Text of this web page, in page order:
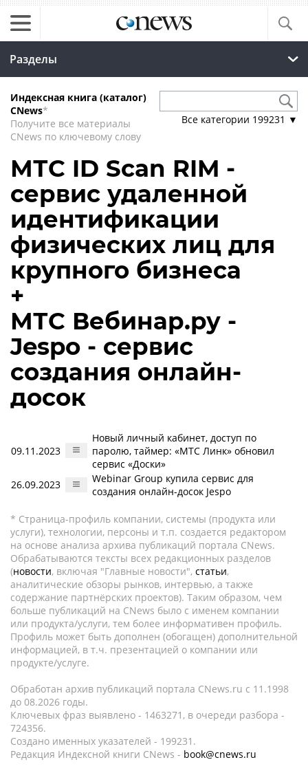
Разделы
Индексная книга (каталог)
CNews*
Получите все материалы
CNews по ключевому слову
Все категории 199231 ▼
МТС ID Scan RIM -
сервис удаленной
идентификации
физических лиц для
крупного бизнеса
+
МТС Вебинар.ру -
Jespo - сервис
создания онлайн-
досок
09.11.2023
Новый личный кабинет, доступ по
паролю, таймер: «МТС Линк» обновил
сервис «Доски»
26.09.2023
Webinar Group купила сервис для
создания онлайн-досок Jespo
* Страница-профиль компании, системы (продукта или
услуги), технологии, персоны и т.п. создается редактором
на основе анализа архива публикаций портала CNews.
Обрабатываются тексты всех редакционных разделов
(новости, включая "Главные новости", статьи,
аналитические обзоры рынков, интервью, а также
содержание партнёрских проектов). Таким образом, чем
больше публикаций на CNews было с именем компании
или продукта/услуги, тем более информативен профиль.
Профиль может быть дополнен (обогащен) дополнительной
информацией, в т.ч. презентацией о компании или
продукте/услуге.
Обработан архив публикаций портала CNews.ru c 11.1998
до 08.2026 годы.
Ключевых фраз выявлено - 1463271, в очереди разбора -
724356.
Создано именных указателей - 199231.
Редакция Индексной книги CNews - book@cnews.ru